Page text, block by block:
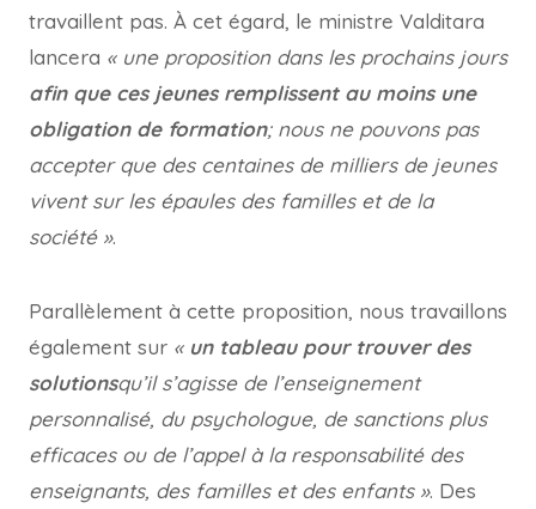
travaillent pas. À cet égard, le ministre Valditara
lancera « une proposition dans les prochains jours
afin que ces jeunes remplissent au moins une
obligation de formation; nous ne pouvons pas
accepter que des centaines de milliers de jeunes
vivent sur les épaules des familles et de la
société ».
Parallèlement à cette proposition, nous travaillons
également sur « un tableau pour trouver des
solutionsqu’il s’agisse de l’enseignement
personnalisé, du psychologue, de sanctions plus
efficaces ou de l’appel à la responsabilité des
enseignants, des familles et des enfants ». Des